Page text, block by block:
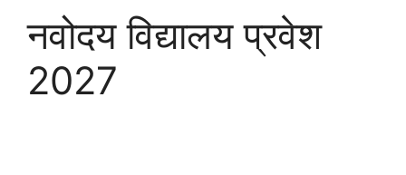
नवोदय विद्यालय प्रवेश
2027